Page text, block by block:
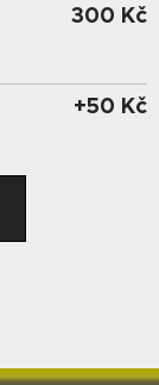
300 Kč
+50 Kč